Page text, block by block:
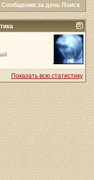
Сообщения за день Поиск
Показать всю статистику